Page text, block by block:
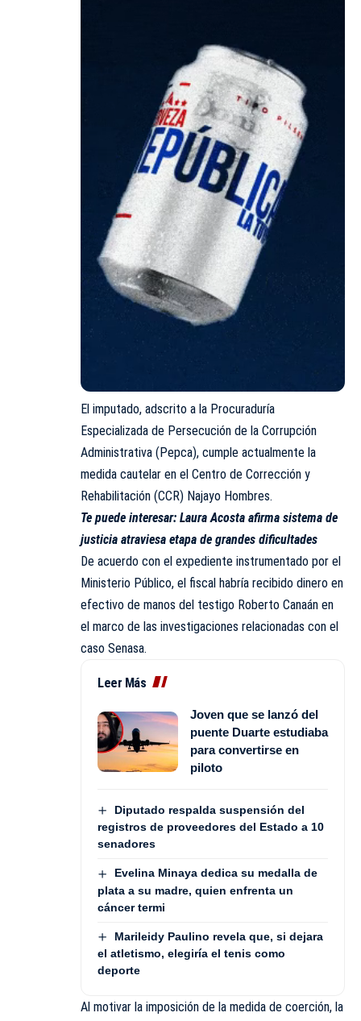
El imputado, adscrito a la Procuraduría
Especializada de Persecución de la Corrupción
Administrativa (Pepca), cumple actualmente la
medida cautelar en el Centro de Corrección y
Rehabilitación (CCR) Najayo Hombres.
Te puede interesar: Laura Acosta afirma sistema de
justicia atraviesa etapa de grandes dificultades
De acuerdo con el expediente instrumentado por el
Ministerio Público, el fiscal habría recibido dinero en
efectivo de manos del testigo Roberto Canaán en
el marco de las investigaciones relacionadas con el
caso Senasa.
Leer Más
Joven que se lanzó del
puente Duarte estudiaba
para convertirse en
piloto
Diputado respalda suspensión del
registros de proveedores del Estado a 10
senadores
Evelina Minaya dedica su medalla de
plata a su madre, quien enfrenta un
cáncer termi
Marileidy Paulino revela que, si dejara
el atletismo, elegiría el tenis como
deporte
Al motivar la imposición de la medida de coerción, la